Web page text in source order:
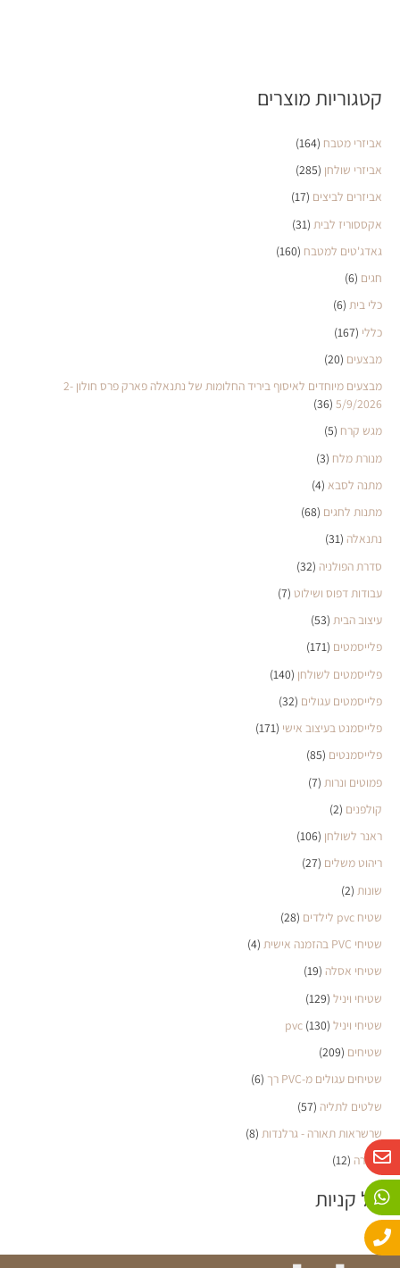
קטגוריות מוצרים
אביזרי מטבח (164)
אביזרי שולחן (285)
אביזרים לביצים (17)
אקססוריז לבית (31)
גאדג'טים למטבח (160)
חגים (6)
כלי בית (6)
כללי (167)
מבצעים (20)
מבצעים מיוחדים לאיסוף ביריד החלומות של נתנאלה פארק פרס חולון 2-
5/9/2026
(36)
מגש קרח (5)
מנורת מלח (3)
מתנה לסבא (4)
מתנות לחגים (68)
נתנאלה (31)
סדרת הפולניה (32)
עבודות דפוס ושילוט (7)
עיצוב הבית (53)
פלייסמטים (171)
פלייסמטים לשולחן (140)
פלייסמטים עגולים (32)
פלייסמנט בעיצוב אישי (171)
פלייסמנטים (85)
פמוטים ונרות (7)
קולפנים (2)
ראנר לשולחן (106)
ריהוט משלים (27)
שונות (2)
שטיח pvc לילדים
(28)
שטיחי PVC בהזמנה אישית
(4)
שטיחי אסלה (19)
שטיחי ויניל (129)
שטיחי ויניל pvc (130)
שטיחים (209)
שטיחים עגולים מ-PVC רך
(6)
שלטים לתליה (57)
שרשראות תאורה - גרלנדות (8)
תאורה (12)
סל קניות
E
n
v
e
l
o
p
W
h
a
t
s
a
p
P
h
o
n
e